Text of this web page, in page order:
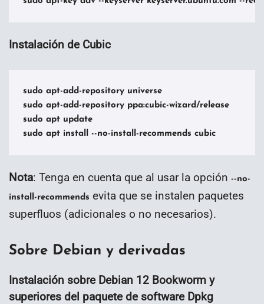
Instalación de Cubic
sudo apt-add-repository universe
sudo apt-add-repository ppa:cubic-wizard/release
sudo apt update
Nota: Tenga en cuenta que al usar la opción --no-
install-recommends evita que se instalen paquetes
superfluos (adicionales o no necesarios).
Sobre Debian y derivadas
Instalación sobre Debian 12 Bookworm y
superiores del paquete de software Dpkg